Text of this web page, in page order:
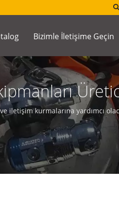
Bizimle İletişime Geçin
iletişim kurmalarına yardımcı